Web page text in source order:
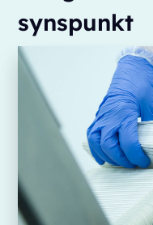
synspunkt